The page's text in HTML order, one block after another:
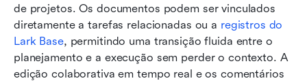
de projetos. Os documentos podem ser vinculados
diretamente a tarefas relacionadas ou a registros do
Lark Base, permitindo uma transição fluida entre o
planejamento e a execução sem perder o contexto. A
edição colaborativa em tempo real e os comentários